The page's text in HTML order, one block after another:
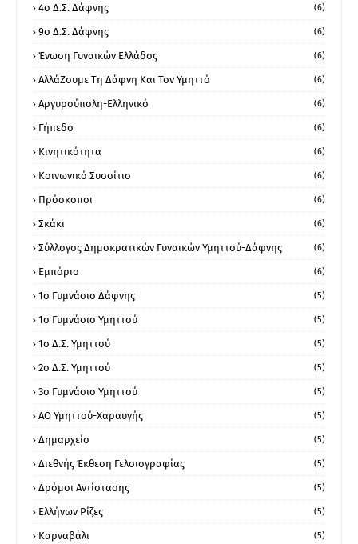
4ο Δ.Σ. Δάφνης (6)
9ο Δ.Σ. Δάφνης (6)
Ένωση Γυναικών Ελλάδος (6)
ΑλλάΖουμε Τη Δάφνη Και Τον Υμηττό (6)
Αργυρούπολη-Ελληνικό (6)
Γήπεδο (6)
Κινητικότητα (6)
Κοινωνικό Συσσίτιο (6)
Πρόσκοποι (6)
Σκάκι (6)
Σύλλογος Δημοκρατικών Γυναικών Υμηττού-Δάφνης (6)
Εμπόριο (6)
1ο Γυμνάσιο Δάφνης (5)
1ο Γυμνάσιο Υμηττού (5)
1ο Δ.Σ. Υμηττού (5)
2ο Δ.Σ. Υμηττού (5)
3ο Γυμνάσιο Υμηττού (5)
ΑΟ Υμηττού-Χαραυγής (5)
Δημαρχείο (5)
Διεθνής Έκθεση Γελοιογραφίας (5)
Δρόμοι Αντίστασης (5)
Ελλήνων Ρίζες (5)
Καρναβάλι (5)